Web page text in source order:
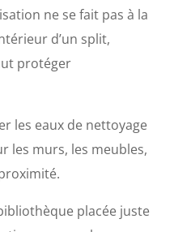
ne se fait pas à la
d’un split,
protéger
les eaux de nettoyage
les murs, les meubles,
placée juste